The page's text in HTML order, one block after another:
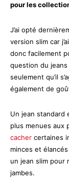
pour les
J’ai opté
version slim car
donc facilement
question du
seulement qu’il
également de
Un jean
plus menues aux
cacher certaines
minces et
un jean slim pour
jambes.